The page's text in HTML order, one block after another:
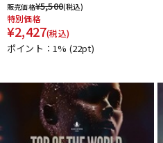
販売価格¥5,500(税込)
特別価格
¥2,427(税込)
ポイント：1% (22pt)